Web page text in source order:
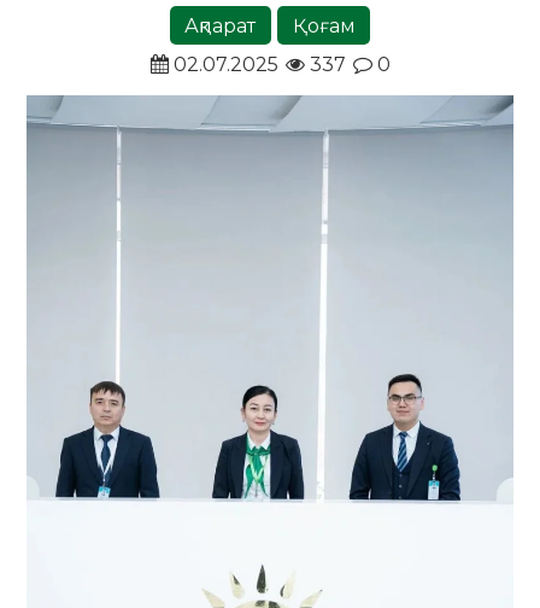
Ақпарат
Қоғам
02.07.2025
337 0